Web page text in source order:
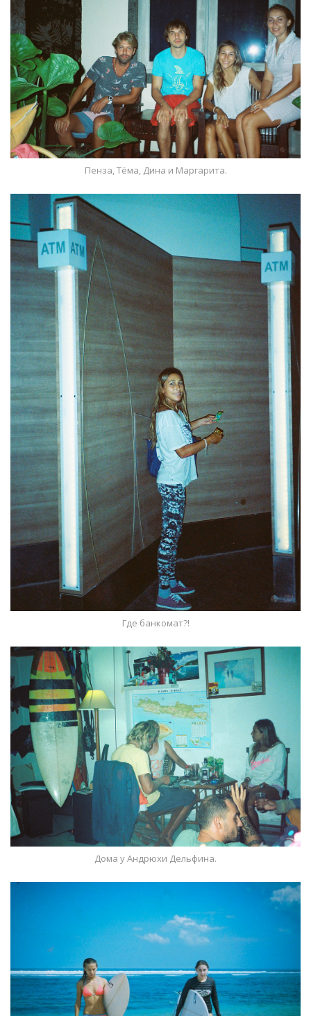
Пенза, Тёма, Дина и Маргарита.
Где банкомат?!
Дома у Андрюхи Дельфина.